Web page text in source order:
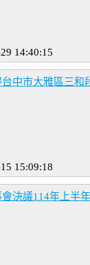
14:40:15
中市大雅區三和
15:09:18
決議114年上半